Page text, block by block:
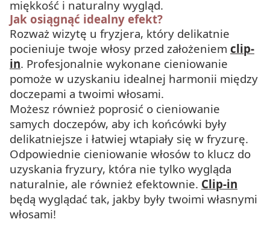
miękkość i naturalny wygląd.
Jak osiągnąć idealny efekt?
Rozważ wizytę u fryzjera, który delikatnie
pocieniuje twoje włosy przed założeniem clip-
in. Profesjonalnie wykonane cieniowanie
pomoże w uzyskaniu idealnej harmonii między
doczepami a twoimi włosami.
Możesz również poprosić o cieniowanie
samych doczepów, aby ich końcówki były
delikatniejsze i łatwiej wtapiały się w fryzurę.
Odpowiednie cieniowanie włosów to klucz do
uzyskania fryzury, która nie tylko wygląda
naturalnie, ale również efektownie. Clip-in
będą wyglądać tak, jakby były twoimi własnymi
włosami!